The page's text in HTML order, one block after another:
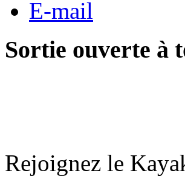
E-mail
Sortie ouverte à
Rejoignez le